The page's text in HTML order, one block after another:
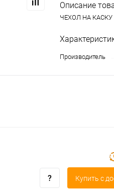
Описание
ЧЕХОЛ НА КАСКУ
Производитель
Купить c